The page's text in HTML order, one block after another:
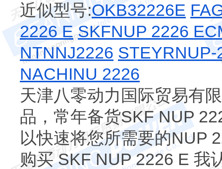
近似型号:OKB32226E
2226 E SKFNUP 2226
NTNNJ2226 STEYRNUP-
NACHINU 2226
天津八零动力国际贸易有
品，常年备货SKF NUP
以快速将您所需要的NUP
购买 SKF NUP 2226 E 我